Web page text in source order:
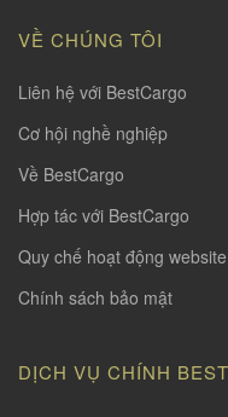
VỀ CHÚNG TÔI
Liên hệ với BestCargo
Cơ hội nghề nghiệp
Về BestCargo
Hợp tác với BestCargo
Quy chế hoạt động website
Chính sách bảo mật
DỊCH VỤ CHÍNH